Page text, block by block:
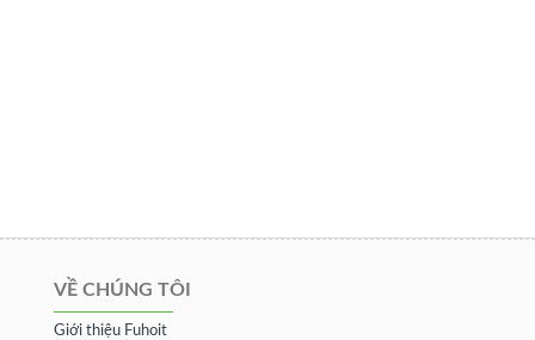
VỀ CHÚNG TÔI
Giới thiệu Fuhoit